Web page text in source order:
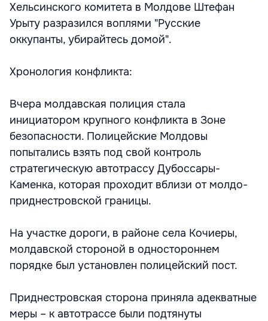
Хельсинского комитета в Молдове Штефан
Урыту разразился воплями "Русские
оккупанты, убирайтесь домой".
Хронология конфликта:
Вчера молдавская полиция стала
инициатором крупного конфликта в Зоне
безопасности. Полицейские Молдовы
попытались взять под свой контроль
стратегическую автотрассу Дубоссары-
Каменка, которая проходит вблизи от молдо-
приднестровской границы.
На участке дороги, в районе села Кочиеры,
молдавской стороной в одностороннем
порядке был установлен полицейский пост.
Приднестровская сторона приняла адекватные
меры – к автотрассе были подтянуты